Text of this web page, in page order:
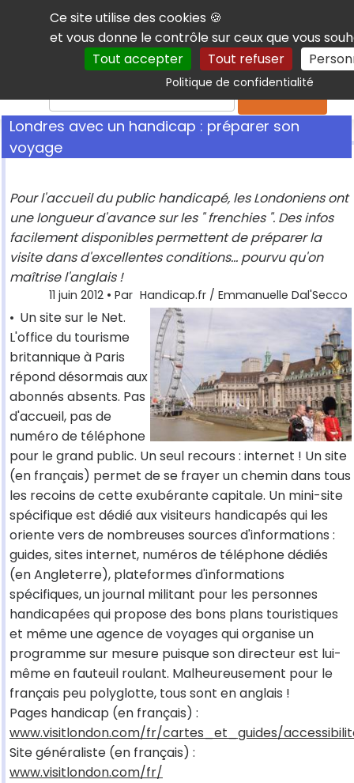
Panneau de gestion des cookies
Ce site utilise des cookies 🍪
et vous donne le contrôle sur ceux que vous
Tout accepter
Tout refuser
Politique de confidentialité
Londres avec un handicap : préparer son
voyage
Pour l'accueil du public handicapé, les Londoniens ont
une longueur d'avance sur les " frenchies ". Des infos
facilement disponibles permettent de préparer la
visite dans d'excellentes conditions... pourvu qu'on
maîtrise l'anglais !
11 juin 2012 • Par Handicap.fr / Emmanuelle Dal'Secco
• Un site sur le Net.
L'office du tourisme
britannique à Paris
répond désormais aux
abonnés absents. Pas
d'accueil, pas de
numéro de téléphone
pour le grand public. Un seul recours : internet ! Un site
(en français) permet de se frayer un chemin dans tous
les recoins de cette exubérante capitale. Un mini-site
spécifique est dédié aux visiteurs handicapés qui les
oriente vers de nombreuses sources d'informations :
guides, sites internet, numéros de téléphone dédiés
(en Angleterre), plateformes d'informations
spécifiques, un journal militant pour les personnes
handicapées qui propose des bons plans touristiques
et même une agence de voyages qui organise un
programme sur mesure puisque son directeur est lui-
même en fauteuil roulant. Malheureusement pour le
français peu polyglotte, tous sont en anglais !
Pages handicap (en français) :
www.visitlondon.com/fr/cartes_et_guides/
Site généraliste (en français) :
www.visitlondon.com/fr/